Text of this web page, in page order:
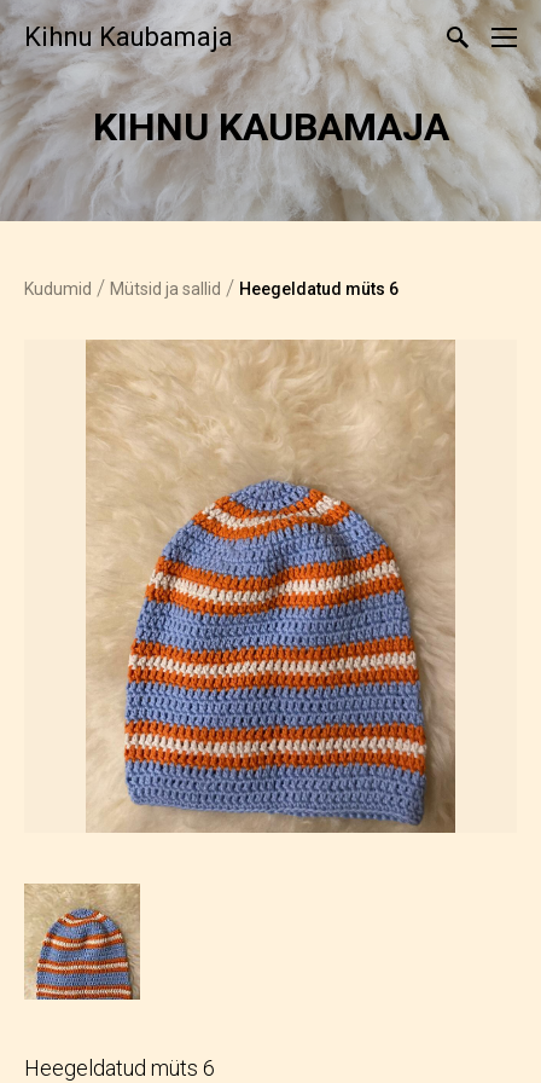
Kihnu Kaubamaja
KIHNU KAUBA­MAJA
Kudumid / Mütsid ja sallid / Heegeldatud müts 6
Heegeldatud müts 6